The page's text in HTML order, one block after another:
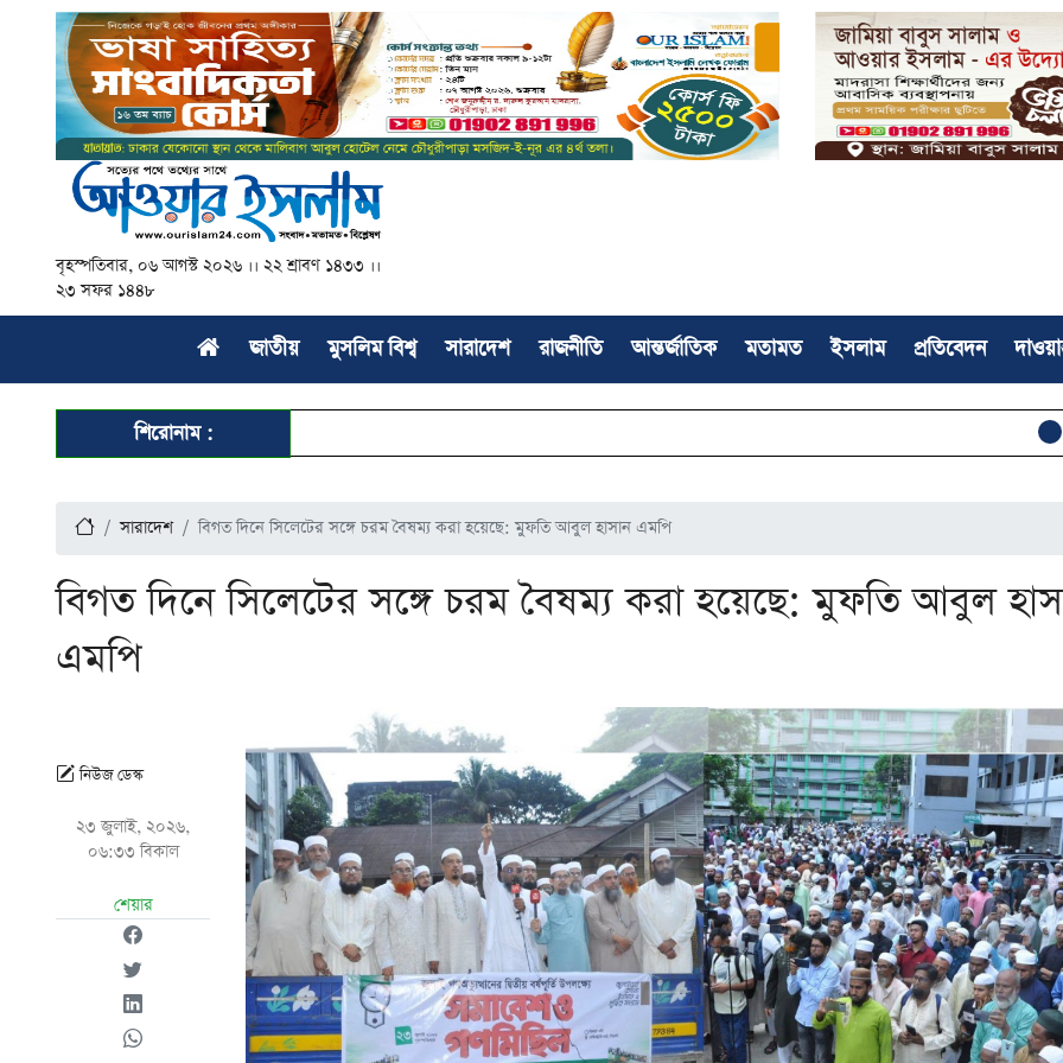
বৃহস্পতিবার, ০৬ আগস্ট ২০২৬ ।। ২২ শ্রাবণ ১৪৩৩ ।।
২৩ সফর ১৪৪৮
জাতীয় মুসলিম বিশ্ব সারাদেশ রাজনীতি আন্তর্জাতিক মতামত ইসলাম প্রতিবেদন
শিরোনাম : মসজিদে
সারাদেশ বিগত দিনে সিলেটের সঙ্গে চরম বৈষম্য করা হয়েছে: মুফতি আবুল হাসান এমপি
বিগত দিনে সিলেটের সঙ্গে চরম বৈষম্য করা হয়েছে: মুফতি আবুল
এমপি
নিউজ ডেস্ক
২৩ জুলাই, ২০২৬,
০৬:৩৩ বিকাল
শেয়ার